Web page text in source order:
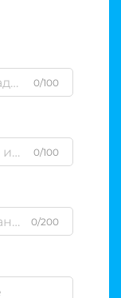
0/100
0/100
0/200